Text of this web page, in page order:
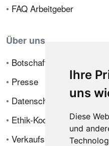
Ihre
uns
Diese
und
• FAQ Arbeitgeber
Über uns
• Botschafterprogramm
• Presse
• Datenschutzrichtlinie
• Ethik-Kodex
• Verkaufsbedingungen